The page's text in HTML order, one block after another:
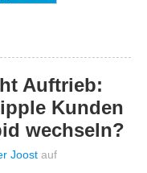
Auftrieb:
Kunden
wechseln?
Joost auf